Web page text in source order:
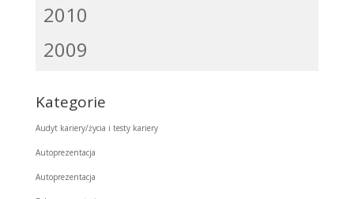
2010
2009
Kategorie
Audyt kariery/życia i testy kariery
Autoprezentacja
Autoprezentacja